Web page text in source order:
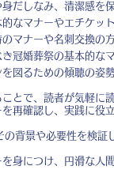
だしなみ、清潔感を
なマナーやエチケッ
マナーや名刺交換の
冠婚葬祭の基本的な
を図るための傾聴の
とで、読者が気軽
再確認し、実践に役
背景や必要性を検
身につけ、円滑な人